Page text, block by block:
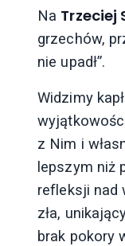
Na Trzeciej
grzechów,
nie upadł”.
Widzimy
z Nim i
lepszym niż
refleksji nad
zła,
brak pokory